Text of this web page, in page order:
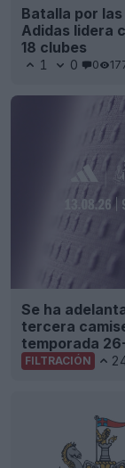
Batalla por
Adidas lidera
18 clubes
1 0 0
Se ha
tercera
temporada
FILTRACIÓN